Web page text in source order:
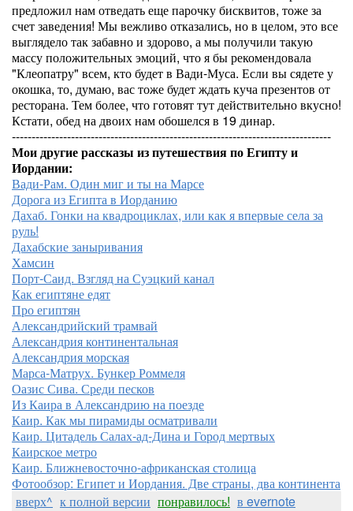
предложил нам отведать еще парочку бисквитов, тоже за
счет заведения! Мы вежливо отказались, но в целом, это все
выглядело так забавно и здорово, а мы получили такую
массу положительных эмоций, что я бы рекомендовала
"Клеопатру" всем, кто будет в Вади-Муса. Если вы сядете у
окошка, то, думаю, вас тоже будет ждать куча презентов от
ресторана. Тем более, что готовят тут действительно вкусно!
Кстати, обед на двоих нам обошелся в 19 динар.
---------------------------------------------------------------------------------
Мои другие рассказы из путешествия по Египту и
Иордании:
Вади-Рам. Один миг и ты на Марсе
Дорога из Египта в Иорданию
Дахаб. Гонки на квадроциклах, или как я впервые села за
руль!
Дахабские заныривания
Хамсин
Порт-Саид. Взгляд на Суэцкий канал
Как египтяне едят
Про египтян
Александрийский трамвай
Александрия континентальная
Александрия морская
Марса-Матрух. Бункер Роммеля
Оазис Сива. Среди песков
Из Каира в Александрию на поезде
Каир. Как мы пирамиды осматривали
Каир. Цитадель Салах-ад-Дина и Город мертвых
Каирское метро
Каир. Ближневосточно-африканская столица
Фотообзор: Египет и Иордания. Две страны, два континента
вверх^ к полной версии понравилось! в evernote